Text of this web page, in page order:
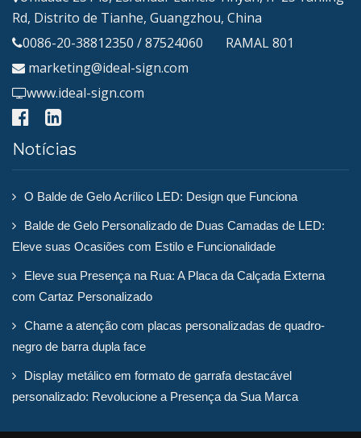
Rd, Distrito de Tianhe, Guangzhou, China
0086-20-38812350 / 87524060 RAMAL 801
marketing@ideal-sign.com
www.ideal-sign.com
Notícias
O Balde de Gelo Acrílico LED: Design que Funciona
Balde de Gelo Personalizado de Duas Camadas de LED:
Eleve suas Ocasiões com Estilo e Funcionalidade
Eleve sua Presença na Rua: A Placa da Calçada Externa
com Cartaz Personalizado
Chame a atenção com placas personalizadas de quadro-
negro de barra dupla face
Display metálico em formato de garrafa destacável
personalizado: Revolucione a Presença da Sua Marca